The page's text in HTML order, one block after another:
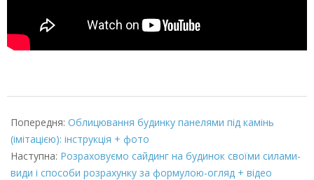
03-
07
Попередня: Облицювання будинку панелями під камінь
(імітацією): інструкція + фото
Наступна: Розраховуємо сайдинг на будинок своїми силами-
види і способи розрахунку за формулою-огляд + відео